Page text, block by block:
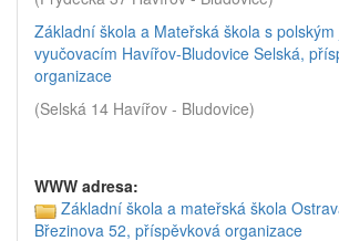
Základní škola a Mateřská škola s polským
vyučovacím Havířov-Bludovice Selská,
organizace
(Selská 14 Havířov - Bludovice)
WWW adresa:
Základní škola a mateřská škola
Březinova 52, příspěvková organizace